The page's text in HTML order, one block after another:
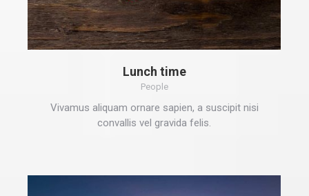
Lunch time
People
Vivamus aliquam ornare sapien, a suscipit nisi
convallis vel gravida felis.